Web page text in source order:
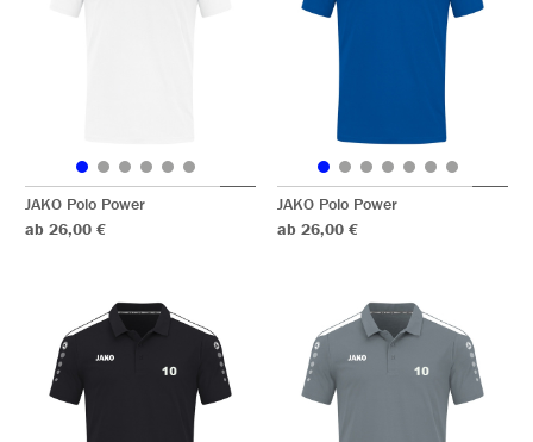
JAKO Polo Power
ab 26,00 €
JAKO Polo Power
ab 26,00 €